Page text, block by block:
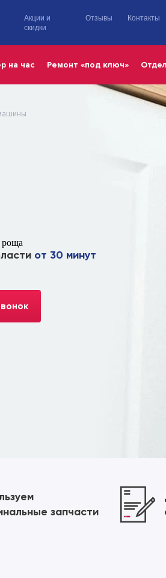
Акции и
скидки
Отзывы Контакты
на час Ремонт «под ключ»
роща
от 30 минут
запчасти